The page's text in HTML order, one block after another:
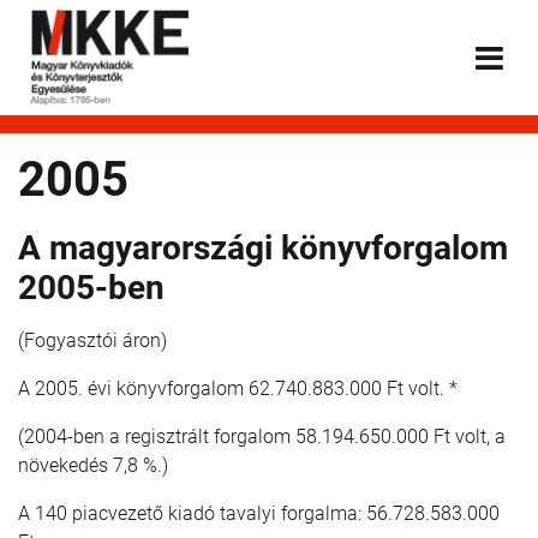
2005
A magyarországi könyvforgalom
2005-ben
(Fogyasztói áron)
A 2005. évi könyvforgalom 62.740.883.000 Ft volt. *
(2004-ben a regisztrált forgalom 58.194.650.000 Ft volt, a
növekedés 7,8 %.)
A 140 piacvezető kiadó tavalyi forgalma: 56.728.583.000